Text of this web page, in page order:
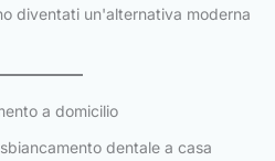
diventati un'alternativa moderna
a domicilio
dentale a casa